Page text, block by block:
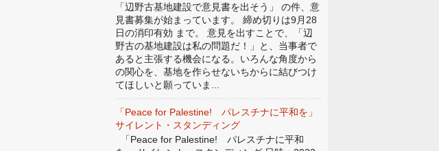
「辺野古基地建設で意見書を出そう」 の件、意
見書募集が始まっています。 締め切りは9月28
日の消印有効 まで。 意見を出すことで、「辺
野古の基地建設は私の問題だ！」と、当事者で
あると主張する機会になる。いろんな角度から
の関心を、基地を作らせないちからに結びつけ
てほしいと願っていま...
「Peace for Palestine! パレスチナに平和を」
サイレント・スタンディング
「Peace for Palestine! パレスチナに平和